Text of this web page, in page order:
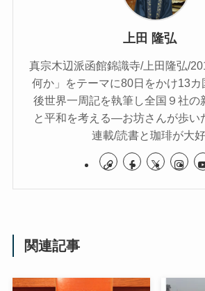
上田 隆弘
真宗木辺派函館錦識寺/上田隆弘/
何か」をテーマに80日をかけ13
後世界一周記を執筆し全国９社の
と平和を考える―お坊さんが歩い
連載/読書と珈琲が大
関連記事